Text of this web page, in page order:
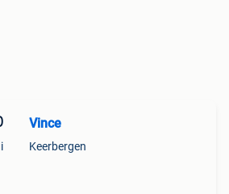
Vince
Keerbergen